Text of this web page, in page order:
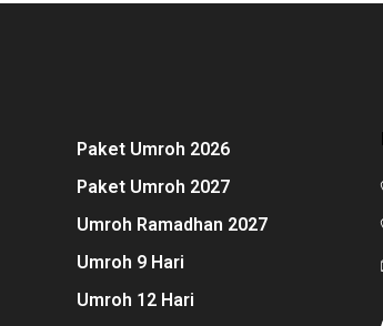
Paket Umroh 2026
Paket Umroh 2027
Umroh Ramadhan 2027
Umroh 9 Hari
Umroh 12 Hari